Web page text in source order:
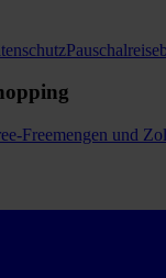
Freemengen und